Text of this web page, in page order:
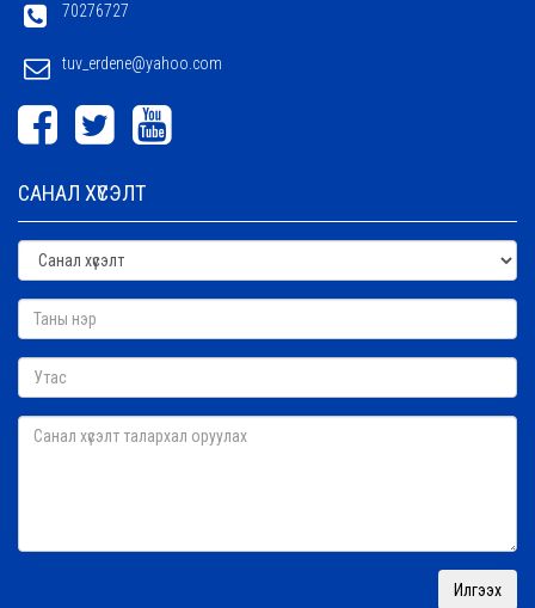
70276727
tuv_erdene@yahoo.com
САНАЛ ХҮСЭЛТ